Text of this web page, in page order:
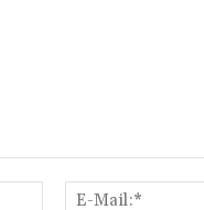
Name:*